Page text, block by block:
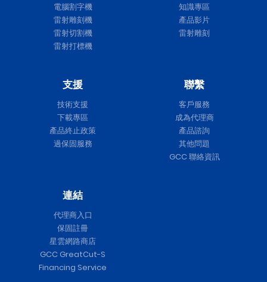
電腦割字機
雷射雕刻機
雷射切割機
雷射打標機
知識專區
產品影片
雷射雕刻
支援
技術支援
下載專區
產品終止政策
過保固服務
聯繫
客戶服務
成為代理商
產品諮詢
其他問題
GCC 聯絡資訊
連結
代理商入口
保固註冊
星雲網路商店
GCC GreatCut-S
Financing Service